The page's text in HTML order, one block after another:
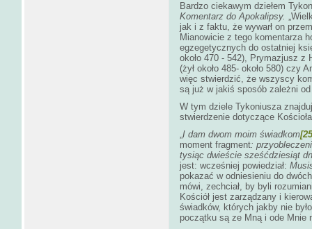
Bardzo ciekawym dziełem
Komentarz do Apokalipsy.
jak i z faktu, że wywarł on
Mianowicie z tego komentarza
egzegetycznych do ostatniej
około 470 - 542), Prymazjusz z
(żył około 485- około 580) czy
więc stwierdzić, że wszyscy
są już w jakiś sposób zależni
W tym dziele Tykoniusza
stwierdzenie dotyczące
„I dam dwom moim świadkom
moment fragment:
tysiąc dwieście sześćdziesiąt
jest: wcześniej powiedział:
pokazać w odniesieniu do
mówi, zechciał, by byli
Kościół jest zarządzany i
świadków, których jakby nie
początku są ze Mną i ode Mnie